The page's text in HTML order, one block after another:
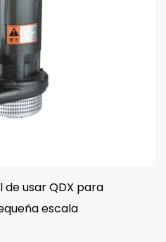
usar QDX para
escala